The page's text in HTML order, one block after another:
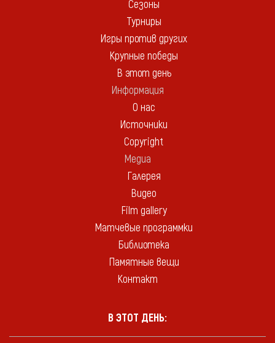
Сезоны
Турниры
Игры против других
Крупные победы
В этот день
Информация
О нас
Источники
Copyright
Медиа
Галерея
Видео
Film gallery
Матчевые программки
Библиотека
Памятные вещи
Контакт
В ЭТОТ ДЕНЬ: